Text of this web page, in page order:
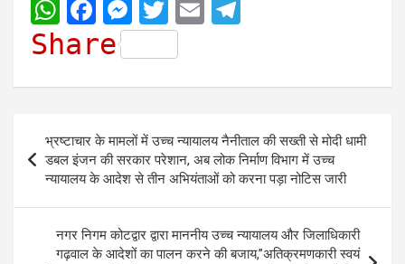
W
h
t
A
p
p
F
a
e
b
o
o
k
M
e
s
s
e
n
g
e
r
T
w
i
t
e
r
E
i e
r
a
m
Share
navigation
भ्रष्टाचार के मामलों में उच्च न्यायालय नैनीताल की सख्ती से मोदी धामी
डबल इंजन की सरकार परेशान, अब लोक निर्माण विभाग में उच्च
न्यायालय के आदेश से तीन अभियंताओं को करना पड़ा नोटिस जारी
नगर निगम कोटद्वार द्वारा माननीय उच्च न्यायालय और जिलाधिकारी
गढ़वाल के आदेशों का पालन करने की बजाय,”अतिक्रमणकारी स्वयं